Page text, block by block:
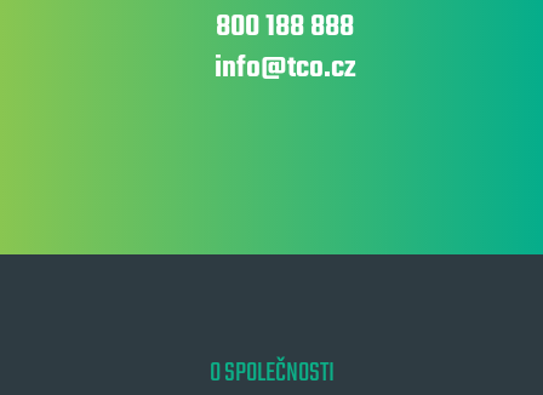
800 188 888
info@tco.cz
O SPOLEČNOSTI